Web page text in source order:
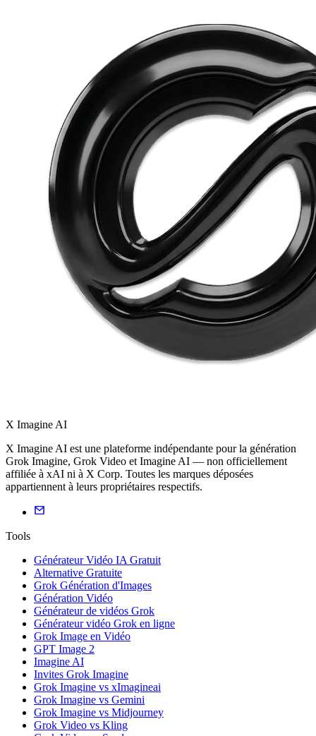
X Imagine AI
X Imagine AI est une plateforme indépendante pour la génération
Grok Imagine, Grok Video et Imagine AI — non officiellement
affiliée à xAI ni à X Corp. Toutes les marques déposées
appartiennent à leurs propriétaires respectifs.
Tools
Générateur Vidéo IA Gratuit
Alternative Gratuite
Grok Génération d'Images
Génération Vidéo
Générateur de vidéos Grok
Générateur vidéo Grok en ligne
Grok Image en Vidéo
GPT Image 2
Imagine AI
Invites Grok Imagine
Grok Imagine vs xImagineai
Grok Imagine vs Gemini
Grok Imagine vs Midjourney
Grok Video vs Kling